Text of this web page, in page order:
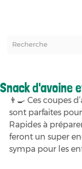
Snack d'avoine
👨‍🍳 Ces coupes
sont parfaites
Rapides à
feront un super
sympa pour les